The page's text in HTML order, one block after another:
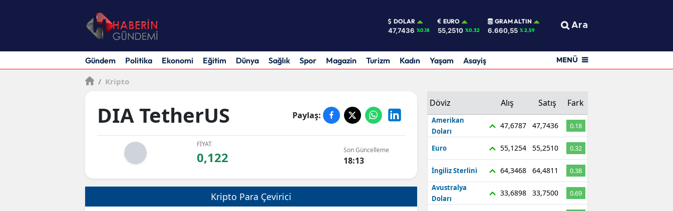
DOLAR
47,7436 %0.18
EURO
55,2510 %0.32
GRAM ALTIN
6.660,55 % 2,59 Ara
Gündem Politika Ekonomi Eğitim Dünya Sağlık Spor Magazin Turizm Kadın Yaşam Asayiş MENÜ
/ Kripto
DIA TetherUS Paylaş:
FİYAT
0,122 Son Güncelleme
18:13
Kripto Para Çevirici
Döviz Alış Satış Fark
Amerikan
Doları
47,6787 47,7436 0.18
Euro 55,1254 55,2510 0.32
İngiliz Sterlini 64,3468 64,4811
0.38
Avustralya
Doları
33,6898 33,7500 0.69